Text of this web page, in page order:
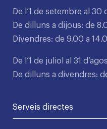
De l’1 de setembre al 30
De dilluns a dijous: de
Divendres: de 9.00 a
De l’1 de juliol al 31
De dilluns a divendres:
Serveis directes